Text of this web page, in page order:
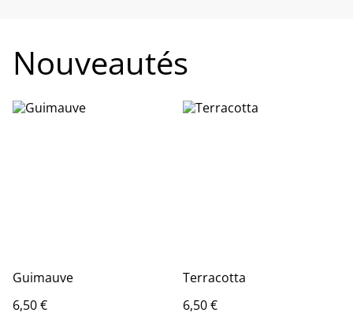
Nouveautés
Guimauve
6,50 €
Terracotta
6,50 €